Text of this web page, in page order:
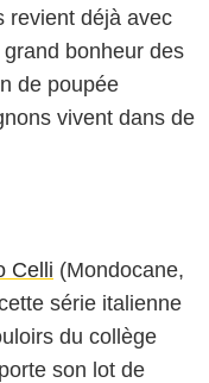
revient déjà avec
bonheur des
de poupée
vivent dans de
Celli (Mondocane,
série italienne
du collège
son lot de